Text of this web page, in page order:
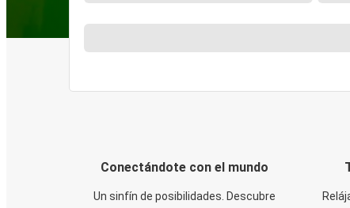
Conectándote con el mundo
Un sinfín de posibilidades. Descubre